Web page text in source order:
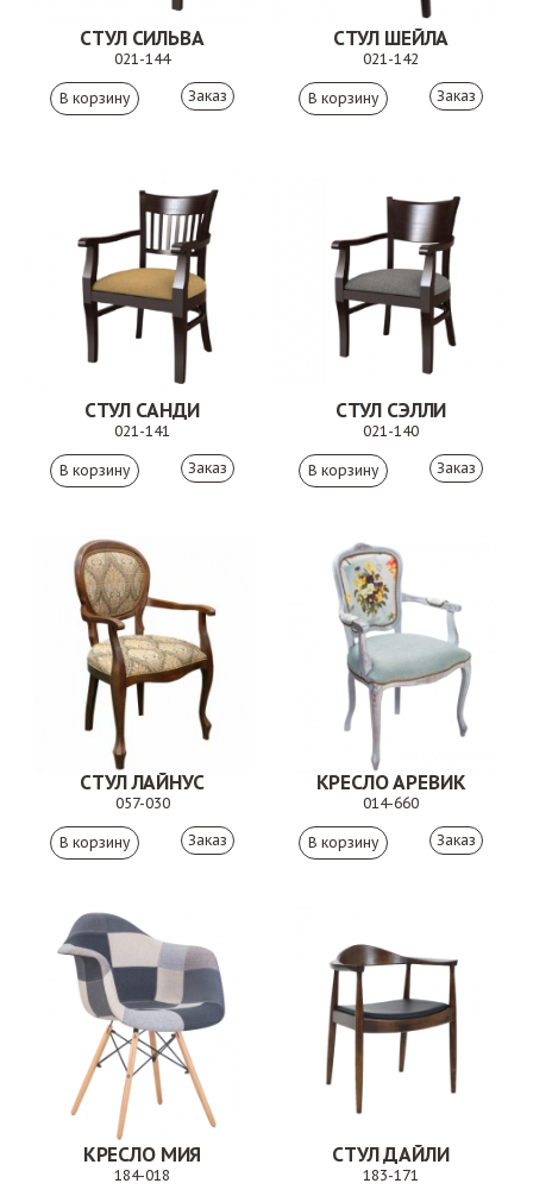
СТУЛ СИЛЬВА
021-144
Заказ
СТУЛ ШЕЙЛА
021-142
Заказ
СТУЛ САНДИ
021-141
Заказ
СТУЛ СЭЛЛИ
021-140
Заказ
СТУЛ ЛАЙНУС
057-030
Заказ
КРЕСЛО АРЕВИК
014-660
Заказ
КРЕСЛО МИЯ
184-018
СТУЛ ДАЙЛИ
183-171